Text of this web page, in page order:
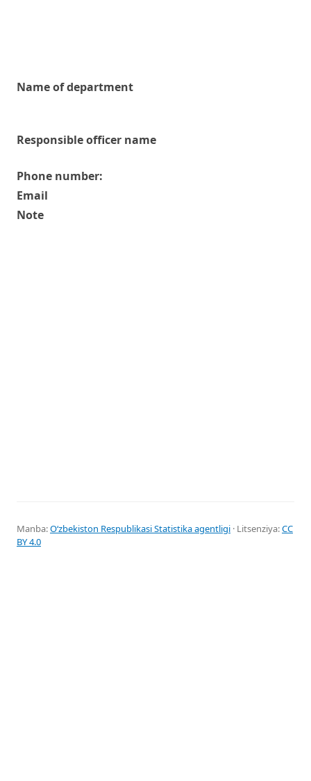
Name of department
Responsible officer name
Phone number:
Email
Note
Manba:Oʻzbekiston Respublikasi Statistika agentligi · Litsenziya:CC
BY 4.0